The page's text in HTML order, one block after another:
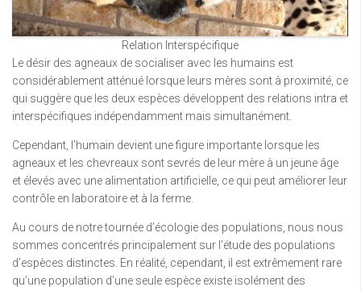
Relation Interspécifique
Le désir des agneaux de socialiser avec les humains est
considérablement atténué lorsque leurs mères sont à proximité, ce
qui suggère que les deux espèces développent des relations intra et
interspécifiques indépendamment mais simultanément.
Cependant, l’humain devient une figure importante lorsque les
agneaux et les chevreaux sont sevrés de leur mère à un jeune âge
et élevés avec une alimentation artificielle, ce qui peut améliorer leur
contrôle en laboratoire et à la ferme.
Au cours de notre tournée d’écologie des populations, nous nous
sommes concentrés principalement sur l’étude des populations
d’espèces distinctes. En réalité, cependant, il est extrêmement rare
qu’une population d’une seule espèce existe isolément des